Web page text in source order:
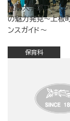
短期大学部フェス
の魅力発見～上板
ンスガイド～
保育科